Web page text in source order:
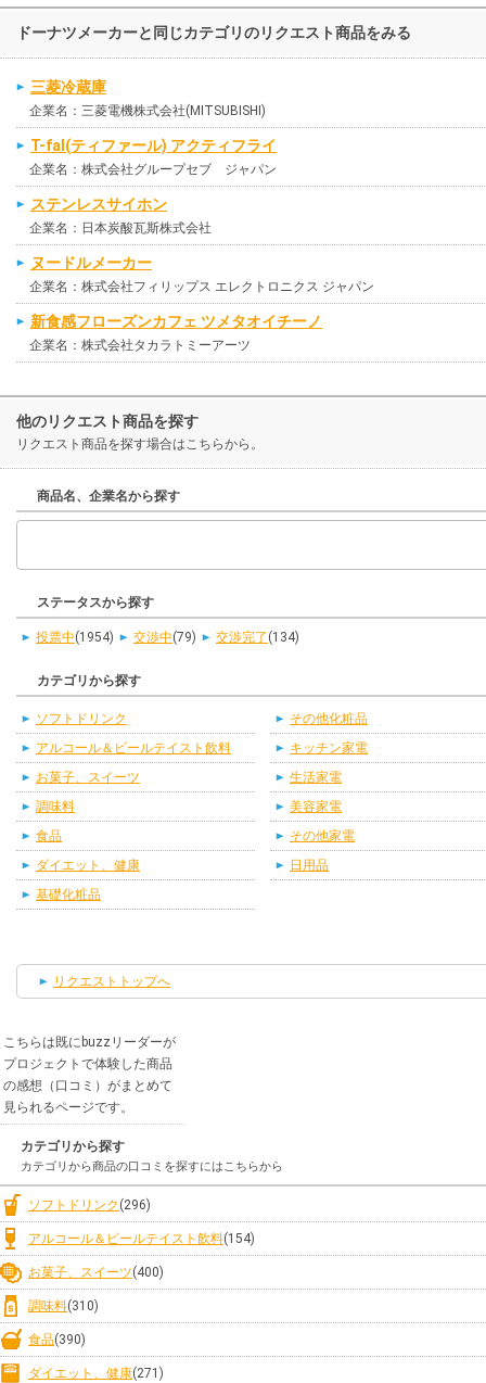
ドーナツメーカーと同じカテゴリのリクエスト商品をみる
三菱冷蔵庫
企業名：三菱電機株式会社(MITSUBISHI)
T-fal(ティファール) アクティフライ
企業名：株式会社グループセブ ジャパン
ステンレスサイホン
企業名：日本炭酸瓦斯株式会社
ヌードルメーカー
企業名：株式会社フィリップス エレクトロニクス ジャパン
新食感フローズンカフェ ツメタオイチーノ
企業名：株式会社タカラトミーアーツ
他のリクエスト商品を探す
リクエスト商品を探す場合はこちらから。
商品名、企業名から探す
ステータスから探す
投票中(1954) 交渉中(79) 交渉完了 (134)
カテゴリから探す
ソフトドリンク
アルコール＆ビールテイスト飲料
お菓子、スイーツ
調味料
食品
ダイエット、健康
基礎化粧品
その他化粧品
キッチン家電
生活家電
美容家電
その他家電
日用品
リクエストトップへ
こちらは既にbuzzリーダーが
プロジェクトで体験した商品
の感想（口コミ）がまとめて
見られるページです。
カテゴリから探す
カテゴリから商品の口コミを探すにはこちらから
ソフトドリンク (296)
アルコール＆ビールテイスト飲料(154)
お菓子、スイーツ(400)
調味料(310)
食品(390)
ダイエット、健康(271)